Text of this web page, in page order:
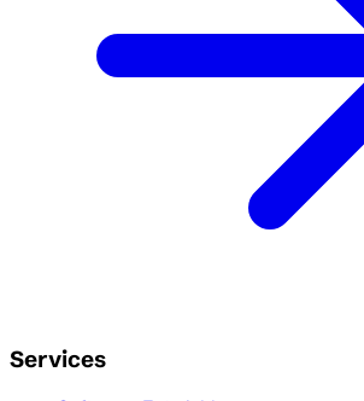
Services